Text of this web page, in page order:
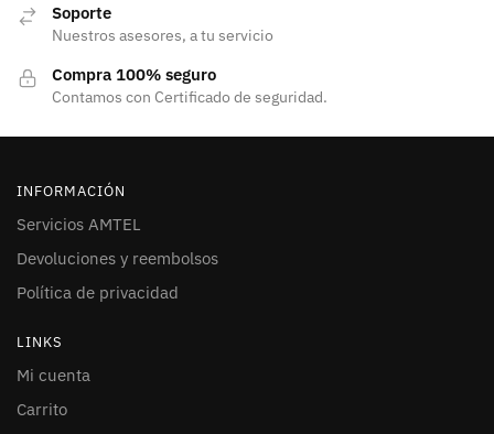
Soporte
Nuestros asesores, a tu servicio
Compra 100% seguro
Contamos con Certificado de seguridad.
INFORMACIÓN
Servicios AMTEL
Devoluciones y reembolsos
Política de privacidad
LINKS
Mi cuenta
Carrito